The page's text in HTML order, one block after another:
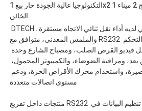
التكنولوجيا عالية الجودة حار بيع 1x2 1 المدخلات 2 الناتج 2 ميناء RS232
الخائن
والملمس المعدني، متوافق مع RS232 واجهة الكمبيوتر، ونظام التحكم
مستوى اتصالات متعددة
منتجات داخل تفريغ RS232 البيانات، من خلال إعادة تنظيم البيانات في